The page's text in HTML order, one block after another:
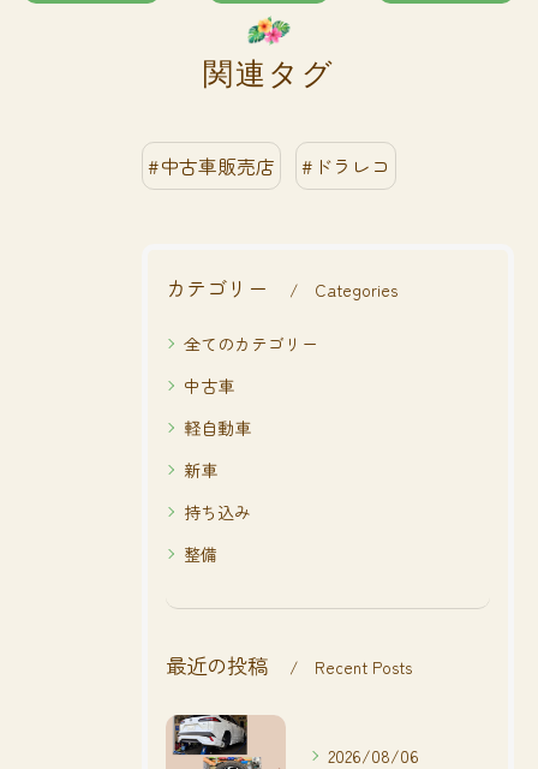
関連タグ
#中古車販売店 #ドラレコ
カテゴリー Categories
全てのカテゴリー
中古車
軽自動車
新車
持ち込み
整備
最近の投稿 Recent Posts
2026/08/06